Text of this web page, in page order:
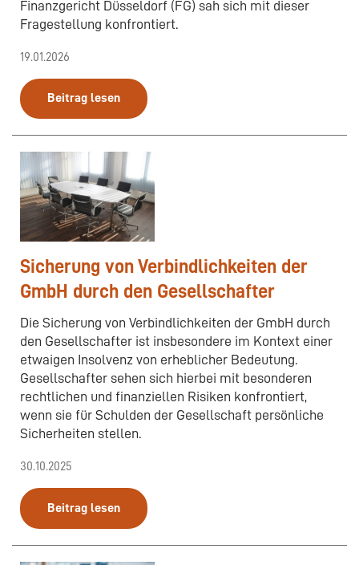
Finanzgericht Düsseldorf (FG) sah sich mit dieser
Fragestellung konfrontiert.
19.01.2026
Beitrag lesen
Sicherung von Verbindlichkeiten der
GmbH durch den Gesellschafter
Die Sicherung von Verbindlichkeiten der GmbH durch
den Gesellschafter ist insbesondere im Kontext einer
etwaigen Insolvenz von erheblicher Bedeutung.
Gesellschafter sehen sich hierbei mit besonderen
rechtlichen und finanziellen Risiken konfrontiert,
wenn sie für Schulden der Gesellschaft persönliche
Sicherheiten stellen.
30.10.2025
Beitrag lesen